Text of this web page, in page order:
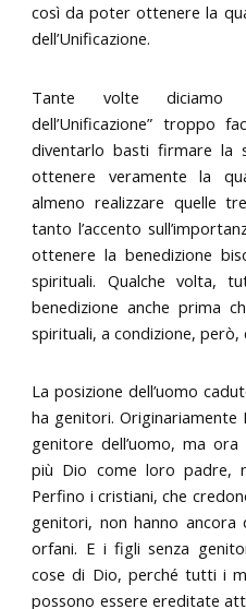
così da poter ottenere la
dell’Unificazione.
Tante volte diciamo
dell’Unificazione” troppo
diventarlo basti firmare la
ottenere veramente la
almeno realizzare quelle
tanto l’accento
ottenere la benedizione
spirituali. Qualche volta,
benedizione anche prima
spirituali, a condizione,
La posizione dell’uomo
ha genitori.
genitore dell’uomo, ma
più Dio come loro padre,
Perfino i cristiani, che
genitori, non hanno
orfani. E i figli senza
cose di Dio, perché tutti i
possono essere ereditate